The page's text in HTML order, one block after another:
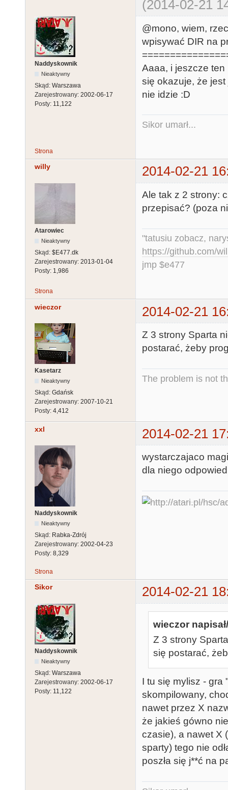
(2014-02-21
Naddyskownik
Nieaktywny
Skąd: Warszawa
Zarejestrowany: 2002-06-17
Posty: 11,122
@mono, wiem,
wpisywać DIR na
Aaaa, i jeszcze ten
się okazuje, że
nie idzie :D
Sikor umarł...
Strona
willy 2014-02-21
Atarowiec
Nieaktywny
Skąd: $E477.dk
Zarejestrowany: 2013-01-04
Posty: 1,986
Ale tak z 2 strony:
przepisać? (poza
"tatusiu zobacz,
https://github.com/
jmp $e477
Strona
wieczor 2014-02-21
Kasetarz
Nieaktywny
Skąd: Gdańsk
Zarejestrowany: 2007-10-21
Posty: 4,412
Z 3 strony Sparta
postarać, żeby
The problem is not
xxl 2014-02-21
Naddyskownik
Nieaktywny
Skąd: Rabka-Zdrój
Zarejestrowany: 2002-04-23
Posty: 8,329
wystarczajaco
dla niego
Strona
Sikor 2014-02-21
Naddyskownik
Nieaktywny
Skąd: Warszawa
Zarejestrowany: 2002-06-17
Posty: 11,122
wieczor
Z 3 strony
się postarać,
I tu się mylisz - gra
skompilowany,
nawet przez X
że jakieś gówno
czasie), a nawet X
sparty) tego nie
poszła się j**ć na